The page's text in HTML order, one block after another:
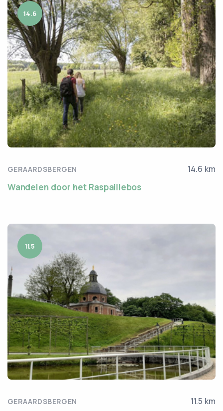
14.6
GERAARDSBERGEN 14.6 km
Wandelen door het Raspaillebos
11.5
GERAARDSBERGEN 11.5 km